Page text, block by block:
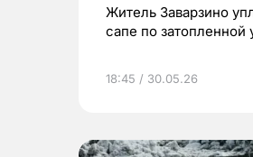
Житель Заварзино
сапе по затопленной
18:45 / 30.05.26